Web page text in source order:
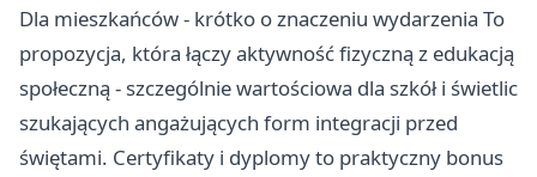
Dla mieszkańców - krótko o znaczeniu wydarzenia To
propozycja, która łączy aktywność fizyczną z edukacją
społeczną - szczególnie wartościowa dla szkół i świetlic
szukających angażujących form integracji przed
świętami. Certyfikaty i dyplomy to praktyczny bonus